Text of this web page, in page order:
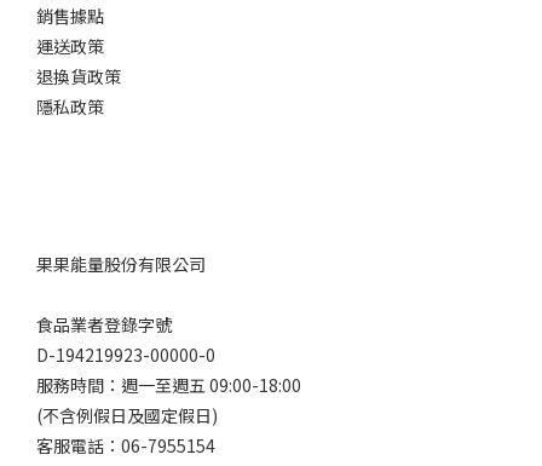
銷售據點
運送政策
退換貨政策
隱私政策
果果能量股份有限公司
食品業者登錄字號
D-194219923-00000-0
服務時間：週一至週五 09:00-18:00
(不含例假日及國定假日)
客服電話：06-7955154